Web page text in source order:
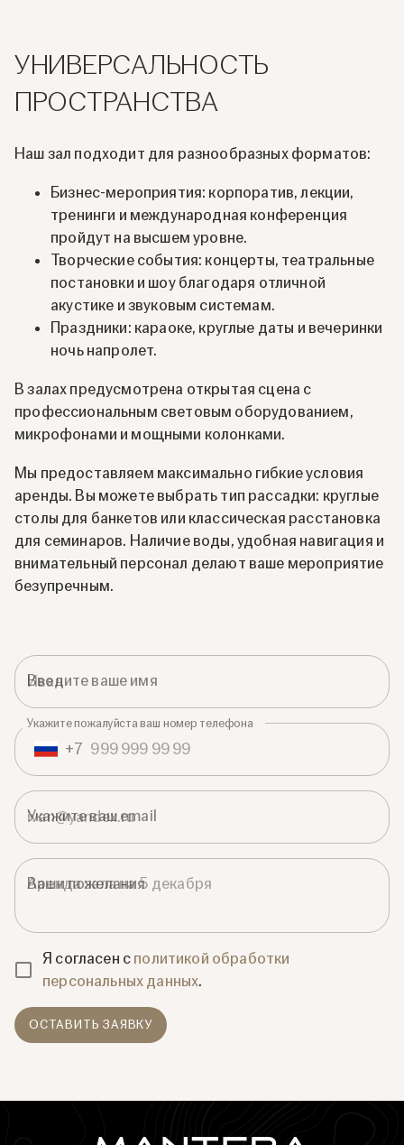
УНИВЕРСАЛЬНОСТЬ
ПРОСТРАНСТВА
Наш зал подходит для разнообразных форматов:
Бизнес-мероприятия: корпоратив, лекции,
тренинги и международная конференция
пройдут на высшем уровне.
Творческие события: концерты, театральные
постановки и шоу благодаря отличной
акустике и звуковым системам.
Праздники: караоке, круглые даты и вечеринки
ночь напролет.
В залах предусмотрена открытая сцена с
профессиональным световым оборудованием,
микрофонами и мощными колонками.
Мы предоставляем максимально гибкие условия
аренды. Вы можете выбрать тип рассадки: круглые
столы для банкетов или классическая расстановка
для семинаров. Наличие воды, удобная навигация и
внимательный персонал делают ваше мероприятие
безупречным.
Введите ваше имя
Укажите пожалуйста ваш номер телефона
+7
Укажите ваш email
Ваши пожелания
Я согласен сполитикой обработки
персональных данных.
ОСТАВИТЬ ЗАЯВКУ